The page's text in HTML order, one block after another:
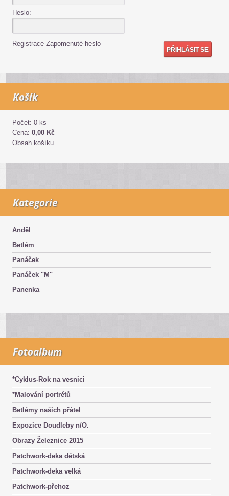
Heslo:
Registrace Zapomenuté heslo
Košík
Počet: 0 ks
Cena: 0,00 Kč
Obsah košíku
Kategorie
Anděl
Betlém
Panáček
Panáček "M"
Panenka
Fotoalbum
*Cyklus-Rok na vesnici
*Malování portrétů
Betlémy našich přátel
Expozice Doudleby n/O.
Obrazy Železnice 2015
Patchwork-deka dětská
Patchwork-deka velká
Patchwork-přehoz